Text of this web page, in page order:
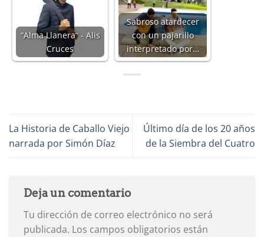
“Alma Llanera“ - Alis
Cruces
Sabroso atardecer
con un pajarillo
interpretado por…
La Historia de Caballo Viejo
narrada por Simón Díaz
Último día de los 20 años
de la Siembra del Cuatro
Deja un comentario
Tu dirección de correo electrónico no será
publicada. Los campos obligatorios están